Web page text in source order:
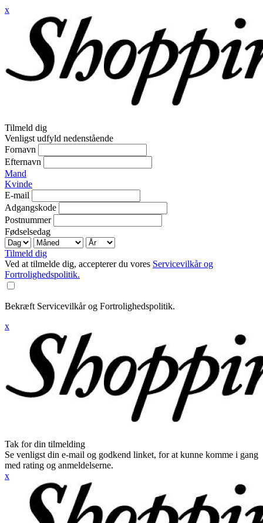
x
Tilmeld dig
Venligst udfyld nedenstående
Fornavn
Efternavn
Mand
Kvinde
E-mail
Adgangskode
Postnummer
Fødselsedag
Tilmeld dig
Ved at tilmelde dig, accepterer du vores Servicevilkår og
Fortrolighedspolitik.
Bekræft Servicevilkår og Fortrolighedspolitik.
x
Tak for din tilmelding
Se venligst din e-mail og godkend linket, for at kunne komme i gang
med rating og anmeldelserne.
x